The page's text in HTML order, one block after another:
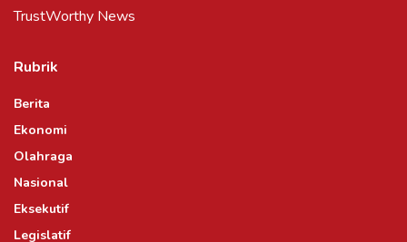
TrustWorthy News
Rubrik
Berita
Ekonomi
Olahraga
Nasional
Eksekutif
Legislatif